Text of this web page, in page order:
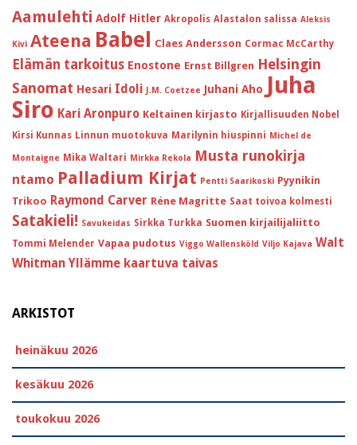
Aamulehti Adolf Hitler Akropolis Alastalon salissa Aleksis
Kivi Ateena Babel Claes Andersson Cormac McCarthy
Elämän tarkoitus Enostone Ernst Billgren Helsingin
Sanomat Hesari Idoli J.M. Coetzee Juhani Aho Juha
Siro Kari Aronpuro Keltainen kirjasto Kirjallisuuden Nobel
Kirsi Kunnas Linnun muotokuva Marilynin hiuspinni Michel de
Montaigne Mika Waltari Mirkka Rekola Musta runokirja
ntamo Palladium Kirjat Pentti Saarikoski Pyynikin
Trikoo Raymond Carver Réne Magritte Saat toivoa kolmesti
Satakieli! Savukeidas Sirkka Turkka Suomen kirjailijaliitto
Tommi Melender Vapaa pudotus Viggo Wallensköld Viljo Kajava Walt
Whitman Yllämme kaartuva taivas
ARKISTOT
heinäkuu 2026
kesäkuu 2026
toukokuu 2026